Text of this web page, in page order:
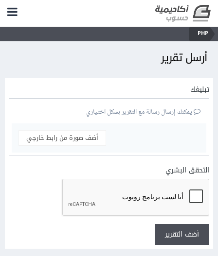
PHP
أرسل تقرير
تبليغك
يمكنك إرسال رسالة مع التقرير بشكل اختياري
أضف صورة من رابط خارجي
التحقق البشري
أضف التقرير